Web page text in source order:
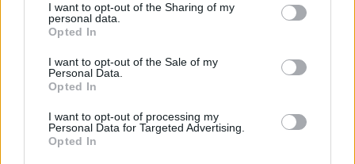
I want to opt-out of the Sharing of my
personal data.
Opted In
I want to opt-out of the Sale of my
Personal Data.
Opted In
I want to opt-out of processing my
Personal Data for Targeted Advertising.
Opted In